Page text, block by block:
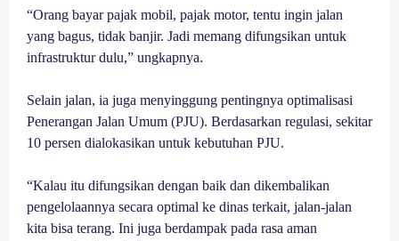
“Orang bayar pajak mobil, pajak motor, tentu ingin jalan
yang bagus, tidak banjir. Jadi memang difungsikan untuk
infrastruktur dulu,” ungkapnya.
Selain jalan, ia juga menyinggung pentingnya optimalisasi
Penerangan Jalan Umum (PJU). Berdasarkan regulasi, sekitar
10 persen dialokasikan untuk kebutuhan PJU.
“Kalau itu difungsikan dengan baik dan dikembalikan
pengelolaannya secara optimal ke dinas terkait, jalan-jalan
kita bisa terang. Ini juga berdampak pada rasa aman